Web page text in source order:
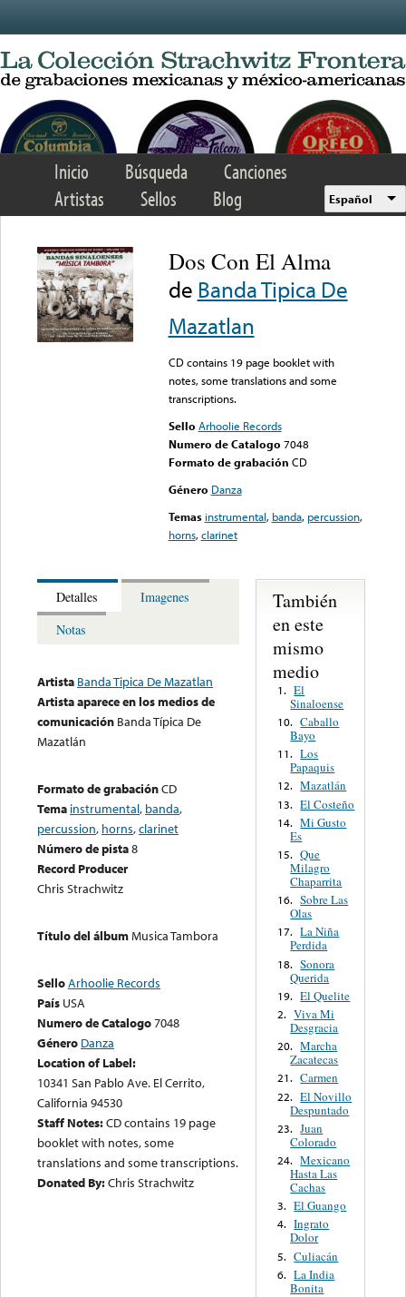
Inicio Búsqueda
Canciones
Artistas
Sellos Blog Español
Dos Con El Alma
de Banda Tipica De
Mazatlan
CD contains 19 page booklet with
notes, some translations and some
transcriptions.
Sello Arhoolie Records
Numero de Catalogo 7048
Formato de grabación CD
Género Danza
Temas instrumental, banda, percussion,
horns,clarinet
Detalles
Imagenes
Notas
Artista Banda Tipica De Mazatlan
Artista aparece en los medios de
comunicación Banda Típica De
Mazatlán
Formato de grabaciónCD
Tema instrumental, banda,
percussion, horns,clarinet
Número de pista8
Record Producer
Chris Strachwitz
Título del álbumMusica Tambora
SelloArhoolie Records
País USA
Numero de Catalogo7048
Género Danza
Location of Label:
10341 San Pablo Ave. El Cerrito,
California 94530
Staff Notes:CD contains 19 page
booklet with notes, some
translations and some transcriptions.
Donated By:Chris Strachwitz
También
en este
mismo
medio
1. El
Sinaloense
10. Caballo
Bayo
11. Los
Papaquis
12. Mazatlán
13. El Costeño
14. Mi Gusto
Es
15. Que
Milagro
Chaparrita
16. Sobre Las
Olas
17. La Niña
Perdida
18. Sonora
Querida
19. El Quelite
2. Viva Mi
Desgracia
20. Marcha
Zacatecas
21. Carmen
22. El Novillo
Despuntado
23. Juan
Colorado
24. Mexicano
Hasta Las
Cachas
3. El Guango
4. Ingrato
Dolor
5. Culiacán
6. La India
Bonita